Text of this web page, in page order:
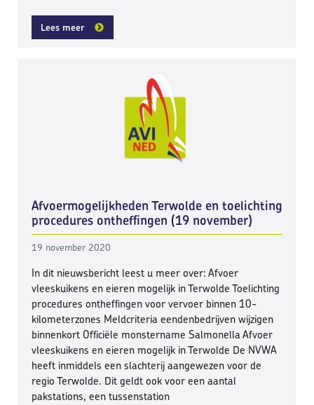
Lees meer
Afvoermogelijkheden Terwolde en toelichting
procedures ontheffingen (19 november)
19 november 2020
In dit nieuwsbericht leest u meer over: Afvoer
vleeskuikens en eieren mogelijk in Terwolde Toelichting
procedures ontheffingen voor vervoer binnen 10-
kilometerzones Meldcriteria eendenbedrijven wijzigen
binnenkort Officiële monstername Salmonella Afvoer
vleeskuikens en eieren mogelijk in Terwolde De NVWA
heeft inmiddels een slachterij aangewezen voor de
regio Terwolde. Dit geldt ook voor een aantal
pakstations, een tussenstation